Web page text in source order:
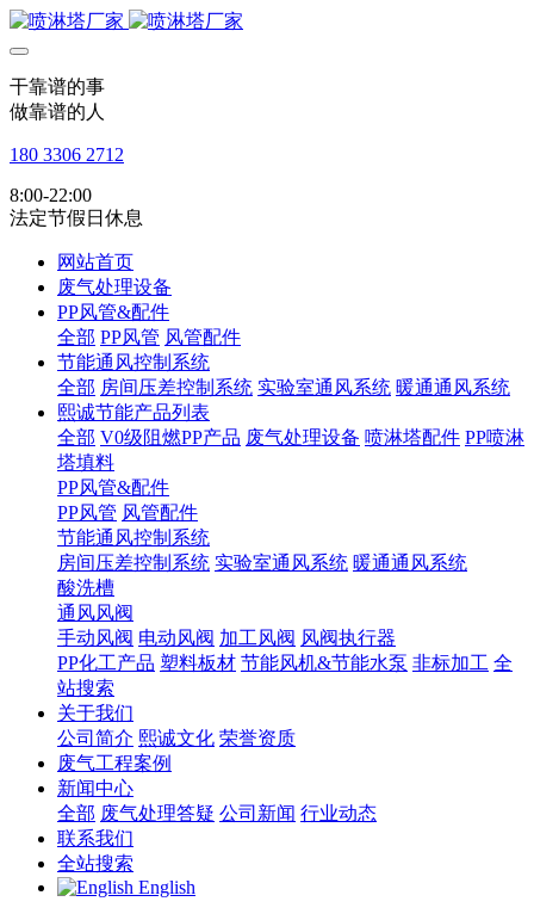
干靠谱的事
做靠谱的人
180 3306 2712
8:00-22:00
法定节假日休息
网站首页
废气处理设备
PP风管&配件
全部 PP风管 风管配件
节能通风控制系统
全部 房间压差控制系统 实验室通风系统 暖通通风系统
熙诚节能产品列表
全部 V0级阻燃PP产品 废气处理设备 喷淋塔配件 PP喷淋
塔填料
PP风管&配件
PP风管 风管配件
节能通风控制系统
房间压差控制系统 实验室通风系统 暖通通风系统
酸洗槽
通风风阀
手动风阀 电动风阀 加工风阀 风阀执行器
PP化工产品 塑料板材 节能风机&节能水泵 非标加工 全
站搜索
关于我们
公司简介 熙诚文化 荣誉资质
废气工程案例
新闻中心
全部 废气处理答疑 公司新闻 行业动态
联系我们
全站搜索
English